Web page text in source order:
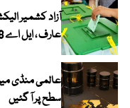
عارف ، ایل اے 28 میں پیپلز پارٹی کے بازل نقوی کامیاب
عالمی منڈی
سطح پر آ گئیں